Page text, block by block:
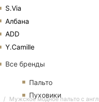
S.Via
Албана
ADD
Y.Camille
Все бренды
Пальто
Пуховики
Мужское модное пальто с